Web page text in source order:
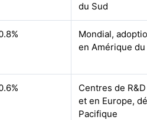
du Sud
Mondial,
en Amérique du
Centres de
et en Europe,
Pacifique